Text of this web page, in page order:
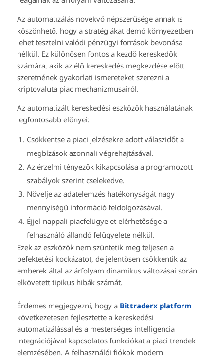
Az automatizálás növekvő népszerűsége annak is
köszönhető, hogy a stratégiákat demó környezetben
lehet tesztelni valódi pénzügyi források bevonása
nélkül. Ez különösen fontos a kezdő kereskedők
számára, akik az élő kereskedés megkezdése előtt
szeretnének gyakorlati ismereteket szerezni a
kriptovaluta piac mechanizmusairól.
Az automatizált kereskedési eszközök használatának
legfontosabb előnyei:
Csökkentse a piaci jelzésekre adott válaszidőt a
megbízások azonnali végrehajtásával.
Az érzelmi tényezők kikapcsolása a programozott
szabályok szerint cselekedve.
Növelje az adatelemzés hatékonyságát nagy
mennyiségű információ feldolgozásával.
Éjjel-nappali piacfelügyelet elérhetősége a
felhasználó állandó felügyelete nélkül.
Ezek az eszközök nem szüntetik meg teljesen a
befektetési kockázatot, de jelentősen csökkentik az
emberek által az árfolyam dinamikus változásai során
elkövetett tipikus hibák számát.
Érdemes megjegyezni, hogy a Bittraderx platform
következetesen fejlesztette a kereskedési
automatizálással és a mesterséges intelligencia
integrációjával kapcsolatos funkciókat a piaci trendek
elemzésében. A felhasználói fiókok modern